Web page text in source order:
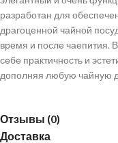
разработан для
драгоценной чайной
время и после чаепития.
себе практичность и
дополняя любую чайную
Отзывы (0)
Доставка